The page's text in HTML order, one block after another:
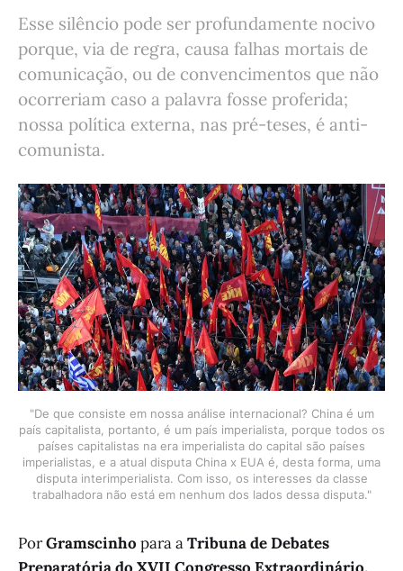
Esse silêncio pode ser profundamente nocivo
porque, via de regra, causa falhas mortais de
comunicação, ou de convencimentos que não
ocorreriam caso a palavra fosse proferida;
nossa política externa, nas pré-teses, é anti-
comunista.
"De que consiste em nossa análise internacional? China é um
país capitalista, portanto, é um país imperialista, porque todos os
países capitalistas na era imperialista do capital são países
imperialistas, e a atual disputa China x EUA é, desta forma, uma
disputa interimperialista. Com isso, os interesses da classe
trabalhadora não está em nenhum dos lados dessa disputa."
PorGramscinho para aTribuna de Debates
Preparatória do XVII Congresso Extraordinário.